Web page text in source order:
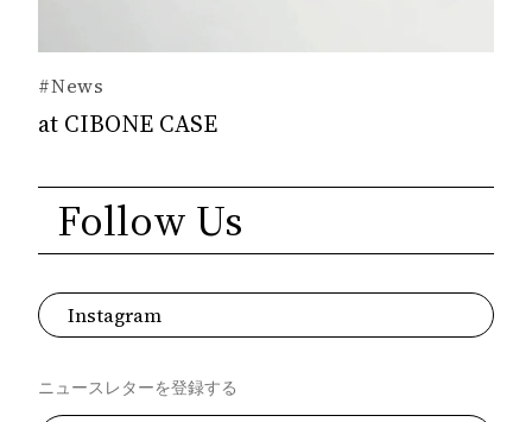
#News
at CIBONE CASE
Follow Us
Instagram
ニュースレターを登録する